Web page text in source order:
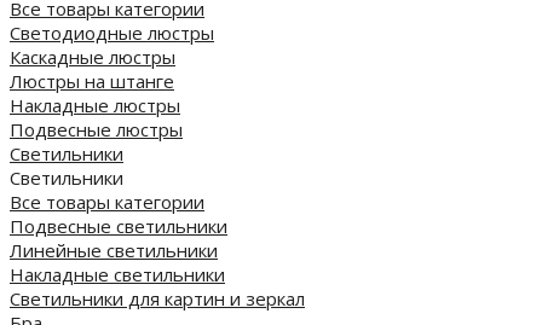
Все товары категории
Светодиодные люстры
Каскадные люстры
Люстры на штанге
Накладные люстры
Подвесные люстры
Светильники
Светильники
Все товары категории
Подвесные светильники
Линейные светильники
Накладные светильники
Светильники для картин и зеркал